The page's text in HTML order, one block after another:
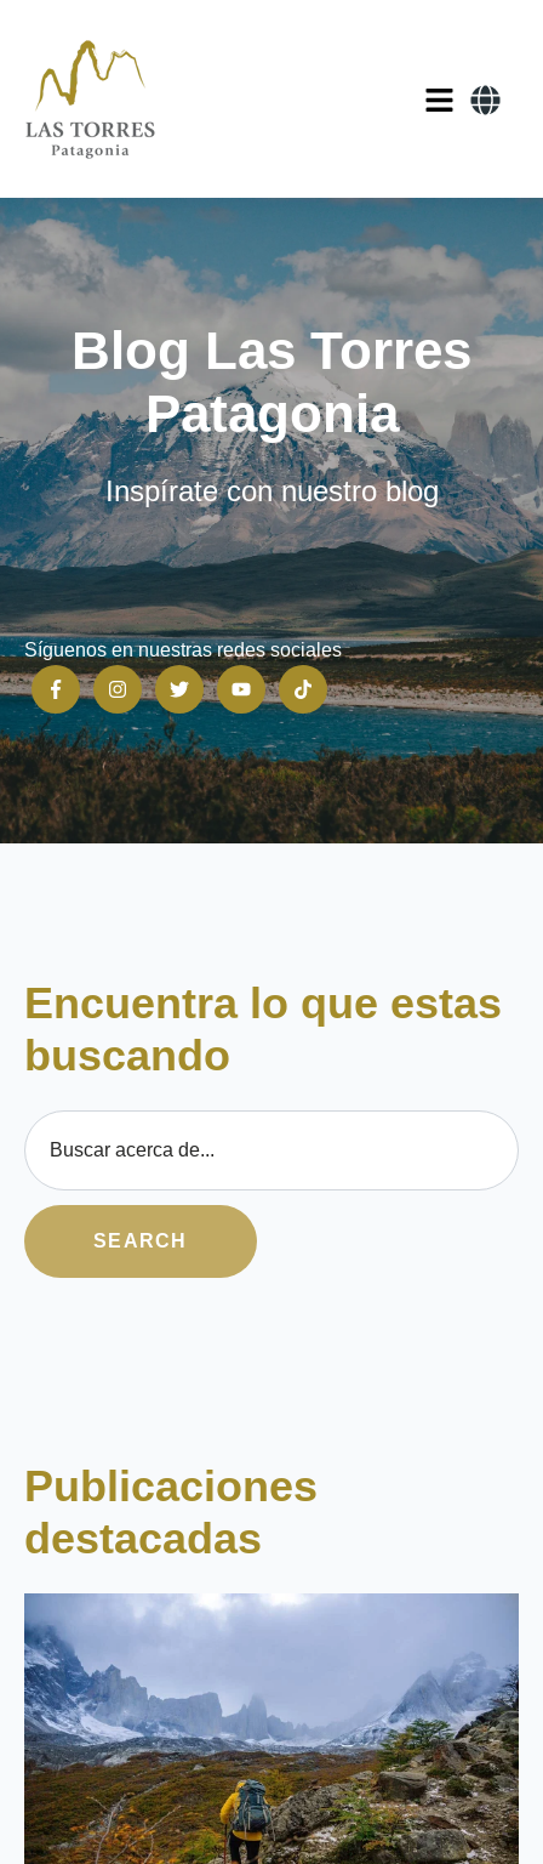
Blog Las Torres
Patagonia
Inspírate con nuestro blog
Síguenos en nuestras redes sociales
Encuentra lo que estas
buscando
Esto es un campo de búsqueda con una función de texto
SEARCH
Publicaciones
destacadas